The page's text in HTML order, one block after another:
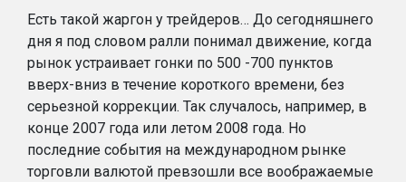
Есть такой жаргон у трейдеров… До сегодняшнего
дня я под словом ралли понимал движение, когда
рынок устраивает гонки по 500 -700 пунктов
вверх-вниз в течение короткого времени, без
серьезной коррекции. Так случалось, например, в
конце 2007 года или летом 2008 года. Но
последние события на международном рынке
торговли валютой превзошли все воображаемые